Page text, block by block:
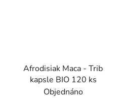
Afrodisiak Maca - Trib
kapsle BIO 120 ks
Objednáno